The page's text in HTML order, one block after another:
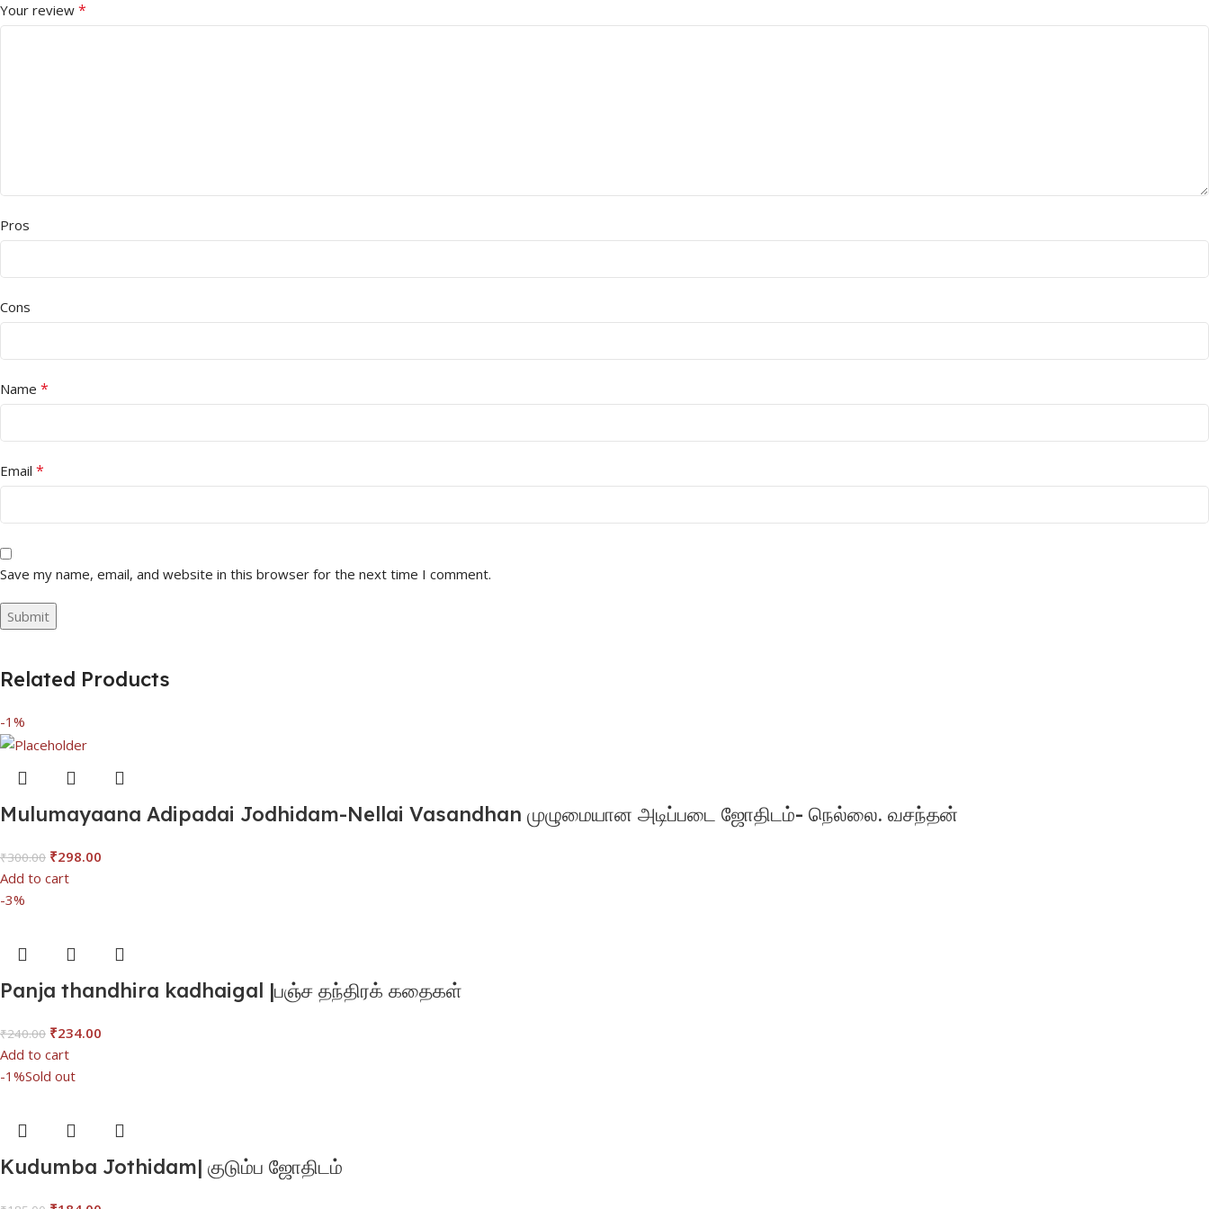
Your review *
Pros
Cons
Name *
Email *
Save my name, email, and website in this browser for the next time I comment.
Related Products
-1%
Mulumayaana Adipadai Jodhidam-Nellai Vasandhan முழுமையான அடிப்படை ஜோதிடம்- நெல்லை. வசந்தன்
₹300.00 ₹298.00
Add to cart
-3%
Panja thandhira kadhaigal |பஞ்ச தந்திரக் கதைகள்
₹240.00 ₹234.00
Add to cart
-1%Sold out
Kudumba Jothidam| குடும்ப ஜோதிடம்